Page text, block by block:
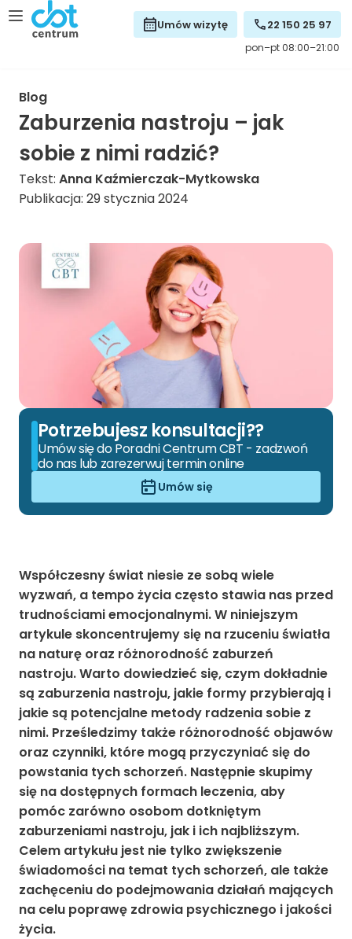
Umów wizytę 22 150 25 97
pon–pt 08:00–21:00
Blog
Zaburzenia nastroju – jak
sobie z nimi radzić?
Tekst: Anna Kaźmierczak-Mytkowska
Publikacja: 29 stycznia 2024
Potrzebujesz konsultacji??
Umów się do Poradni Centrum CBT - zadzwoń
do nas lub zarezerwuj termin online
Umów się
Współczesny świat niesie ze sobą wiele
wyzwań, a tempo życia często stawia nas przed
trudnościami emocjonalnymi. W niniejszym
artykule skoncentrujemy się na rzuceniu światła
na naturę oraz różnorodność zaburzeń
nastroju. Warto dowiedzieć się, czym dokładnie
są zaburzenia nastroju, jakie formy przybierają i
jakie są potencjalne metody radzenia sobie z
nimi. Prześledzimy także różnorodność objawów
oraz czynniki, które mogą przyczyniać się do
powstania tych schorzeń. Następnie skupimy
się na dostępnych formach leczenia, aby
pomóc zarówno osobom dotkniętym
zaburzeniami nastroju, jak i ich najbliższym.
Celem artykułu jest nie tylko zwiększenie
świadomości na temat tych schorzeń, ale także
zachęceniu do podejmowania działań mających
na celu poprawę zdrowia psychicznego i jakości
życia.